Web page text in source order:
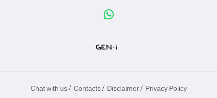
Chat with us / Contacts / Disclaimer / Privacy Policy